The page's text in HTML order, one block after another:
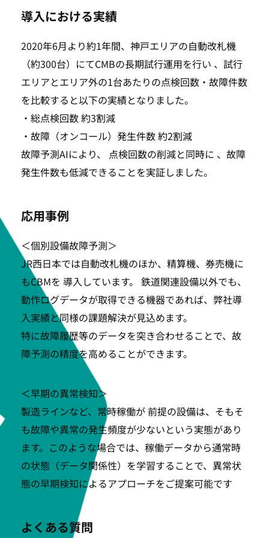
導入における実績
2020年6月より約1年間、神戸エリアの自動改札機
（約300台）にてCMBの長期試行運用を行い 、試行
エリアとエリア外の1台あたりの点検回数・故障件数
を比較すると以下の実績となりました。
・総点検回数 約3割減
・故障（オンコール）発生件数 約2割減
故障予測AIにより、 点検回数の削減と同時に 、故障
発生件数も低減できることを実証しました。
応用事例
＜個別設備故障予測＞
JR西日本では自動改札機のほか、精算機、券売機に
もCBMを 導入しています。 鉄道関連設備以外でも、
動作ログデータが取得できる機器であれば、弊社導
入実績と同様の課題解決が見込めます。
特に故障履歴等のデータを突き合わせることで、故
障予測の精度を高めることができます。
＜早期の異常検知＞
製造ラインなど、常時稼働が 前提の設備は、そもそ
も故障や異常の発生頻度が少ないという実態があり
ます。このような場合では、稼働データから通常時
の状態（データ関係性）を学習することで、異常状
態の早期検知によるアプローチをご提案可能です
よくある質問